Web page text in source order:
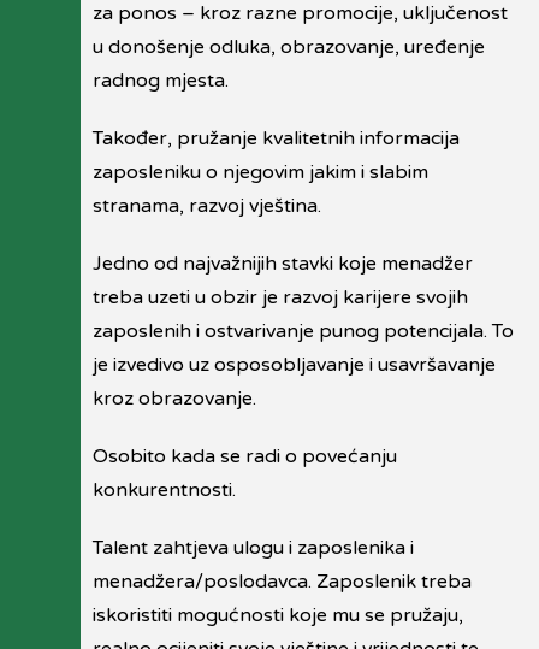
za ponos – kroz razne promocije, uključenost
u donošenje odluka, obrazovanje, uređenje
radnog mjesta.
Također, pružanje kvalitetnih informacija
zaposleniku o njegovim jakim i slabim
stranama, razvoj vještina.
Jedno od najvažnijih stavki koje menadžer
treba uzeti u obzir je razvoj karijere svojih
zaposlenih i ostvarivanje punog potencijala. To
je izvedivo uz osposobljavanje i usavršavanje
kroz obrazovanje.
Osobito kada se radi o povećanju
konkurentnosti.
Talent zahtjeva ulogu i zaposlenika i
menadžera/poslodavca. Zaposlenik treba
iskoristiti mogućnosti koje mu se pružaju,